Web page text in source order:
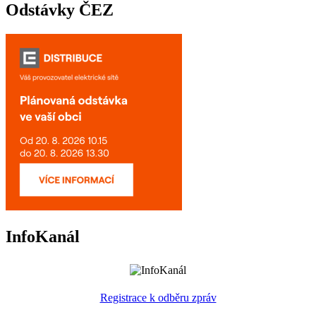
Odstávky ČEZ
InfoKanál
Registrace k odběru zpráv